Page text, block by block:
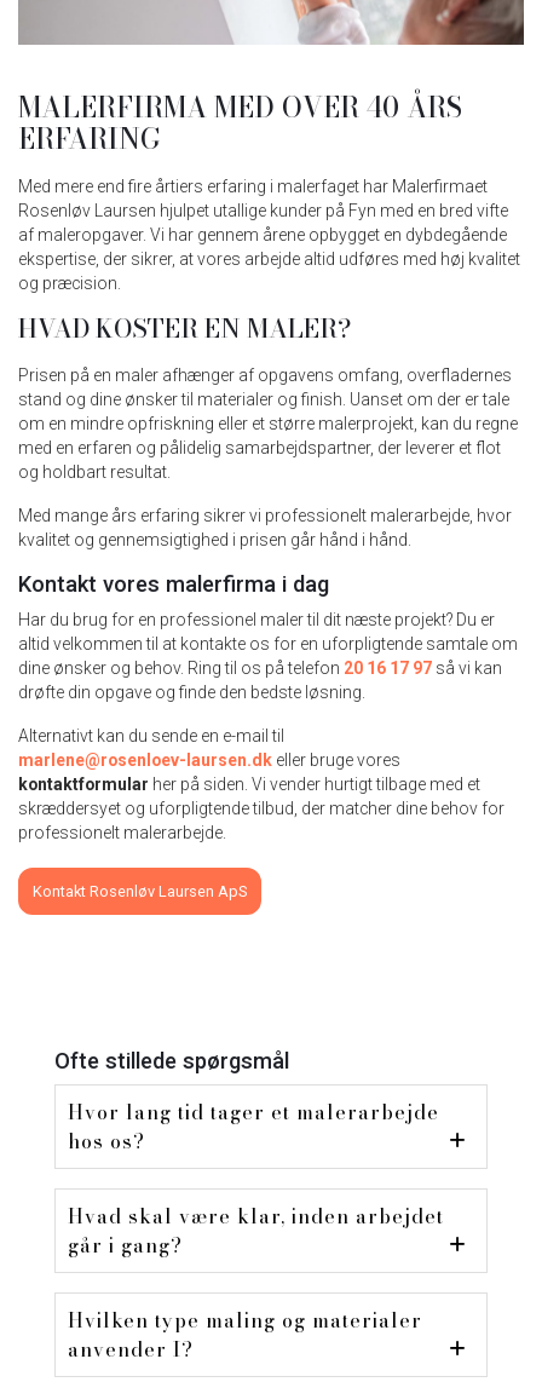
MALERFIRMA MED OVER 40 ÅRS
ERFARING
Med mere end fire årtiers erfaring i malerfaget har Malerfirmaet
Rosenløv Laursen hjulpet utallige kunder på Fyn med en bred vifte
af maleropgaver. Vi har gennem årene opbygget en dybdegående
ekspertise, der sikrer, at vores arbejde altid udføres med høj kvalitet
og præcision.
HVAD KOSTER EN MALER?
Prisen på en maler afhænger af opgavens omfang, overfladernes
stand og dine ønsker til materialer og finish. Uanset om der er tale
om en mindre opfriskning eller et større malerprojekt, kan du regne
med en erfaren og pålidelig samarbejdspartner, der leverer et flot
og holdbart resultat.
Med mange års erfaring sikrer vi professionelt malerarbejde, hvor
kvalitet og gennemsigtighed i prisen går hånd i hånd.
Kontakt vores malerfirma i dag
Har du brug for en professionel maler til dit næste projekt? Du er
altid velkommen til at kontakte os for en uforpligtende samtale om
dine ønsker og behov. Ring til os på telefon 20 16 17 97 så vi kan
drøfte din opgave og finde den bedste løsning.
Alternativt kan du sende en e-mail til
marlene@rosenloev-laursen.dk eller bruge vores
kontaktformular her på siden. Vi vender hurtigt tilbage med et
skræddersyet og uforpligtende tilbud, der matcher dine behov for
professionelt malerarbejde.
Kontakt Rosenløv Laursen ApS
Ofte stillede spørgsmål
Hvor lang tid tager et malerarbejde
hos os?
Hvad skal være klar, inden arbejdet
går i gang?
Hvilken type maling og materialer
anvender I?